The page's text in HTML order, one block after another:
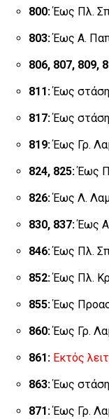
800:Έως Πλ.
803:Έως Α.
806, 807, 809,
811:Έως στάση
817:Έως
819:Έως Γρ.
824, 825:Έως
826:Έως Λ.
830, 837:Έως
846:Έως Πλ.
852:Έως Πλ.
855:Έως
860:Έως Γρ.
861: Εκτός
863:Έως
871:Έως Γρ.